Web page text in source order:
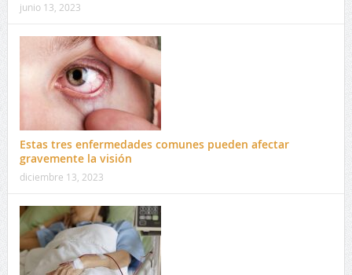
junio 13, 2023
Estas tres enfermedades comunes pueden afectar
gravemente la visión
diciembre 13, 2023